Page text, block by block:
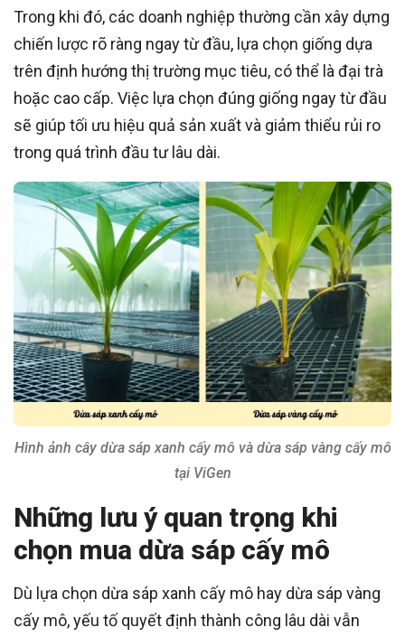
Trong khi đó, các doanh nghiệp thường cần xây dựng
chiến lược rõ ràng ngay từ đầu, lựa chọn giống dựa
trên định hướng thị trường mục tiêu, có thể là đại trà
hoặc cao cấp. Việc lựa chọn đúng giống ngay từ đầu
sẽ giúp tối ưu hiệu quả sản xuất và giảm thiểu rủi ro
trong quá trình đầu tư lâu dài.
Hình ảnh cây dừa sáp xanh cấy mô và dừa sáp vàng cấy mô
tại ViGen
Những lưu ý quan trọng khi
chọn mua dừa sáp cấy mô
Dù lựa chọn dừa sáp xanh cấy mô hay dừa sáp vàng
cấy mô, yếu tố quyết định thành công lâu dài vẫn